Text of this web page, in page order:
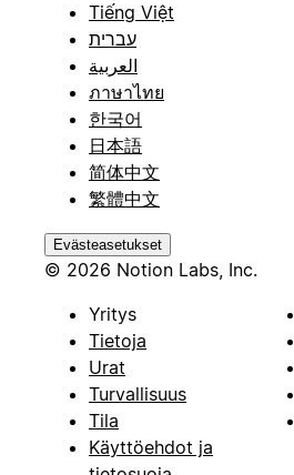
Tiếng Việt
עברית
العربية
ภาษาไทย
한국어
日本語
简体中文
繁體中文
Evästeasetukset
© 2026 Notion Labs, Inc.
Yritys
Tietoja
Urat
Turvallisuus
Tila
Käyttöehdot ja